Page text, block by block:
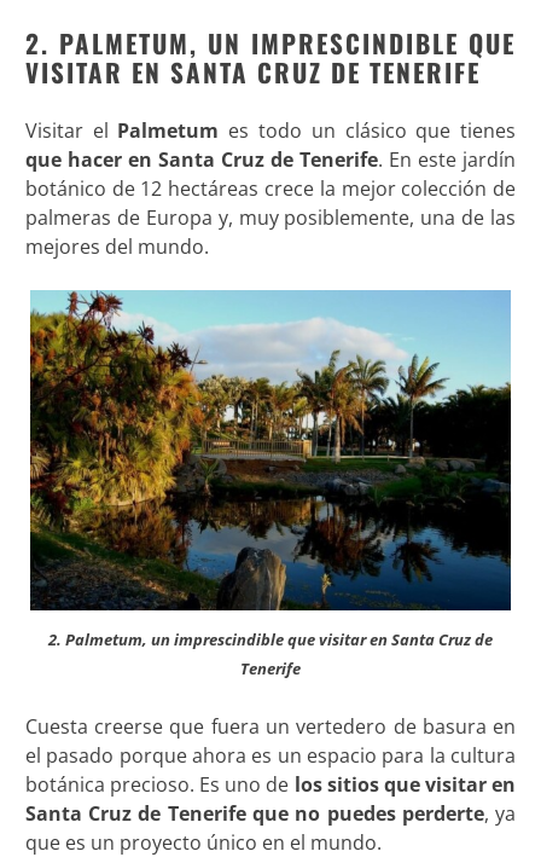
2. PALMETUM, UN IMPRESCINDIBLE QUE
VISITAR EN SANTA CRUZ DE TENERIFE
Visitar el Palmetum es todo un clásico que tienes
que hacer en Santa Cruz de Tenerife. En este jardín
botánico de 12 hectáreas crece la mejor colección de
palmeras de Europa y, muy posiblemente, una de las
mejores del mundo.
2. Palmetum, un imprescindible que visitar en Santa Cruz de
Tenerife
Cuesta creerse que fuera un vertedero de basura en
el pasado porque ahora es un espacio para la cultura
botánica precioso. Es uno de los sitios que visitar en
Santa Cruz de Tenerife que no puedes perderte, ya
que es un proyecto único en el mundo.